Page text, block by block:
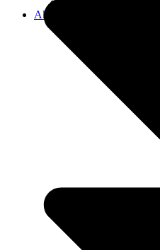
Aktiviteter